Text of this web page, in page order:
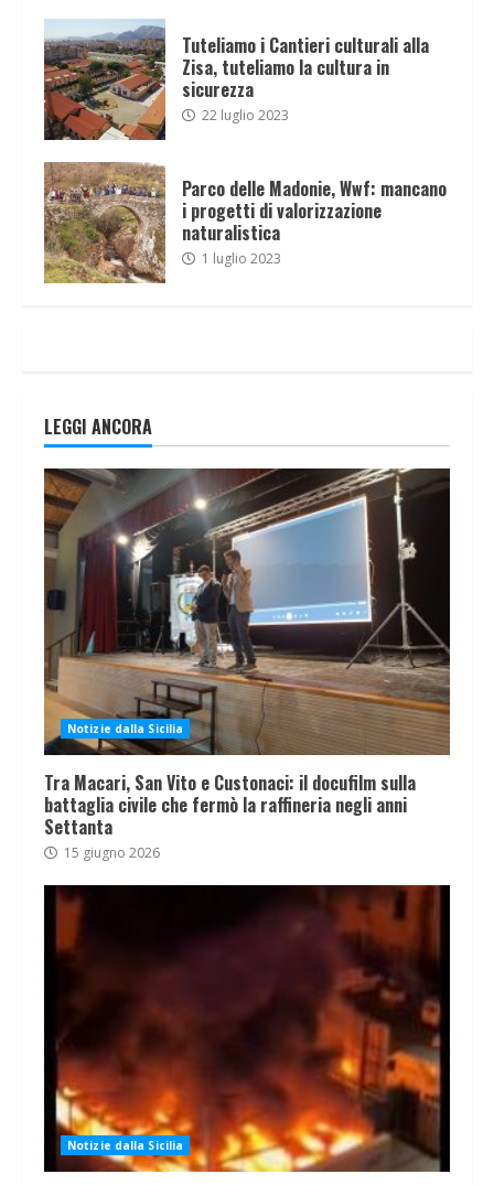
Tuteliamo i Cantieri culturali alla
Zisa, tuteliamo la cultura in
sicurezza
22 luglio 2023
Parco delle Madonie, Wwf: mancano
i progetti di valorizzazione
naturalistica
1 luglio 2023
LEGGI ANCORA
Notizie dalla Sicilia
Tra Macari, San Vito e Custonaci: il docufilm sulla
battaglia civile che fermò la raffineria negli anni
Settanta
15 giugno 2026
Notizie dalla Sicilia